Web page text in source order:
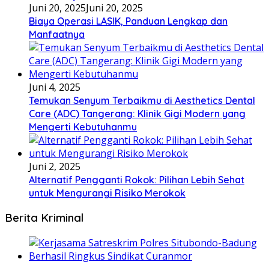
Juni 20, 2025Juni 20, 2025
Biaya Operasi LASIK, Panduan Lengkap dan
Manfaatnya
Juni 4, 2025
Temukan Senyum Terbaikmu di Aesthetics Dental
Care (ADC) Tangerang: Klinik Gigi Modern yang
Mengerti Kebutuhanmu
Juni 2, 2025
Alternatif Pengganti Rokok: Pilihan Lebih Sehat
untuk Mengurangi Risiko Merokok
Berita Kriminal